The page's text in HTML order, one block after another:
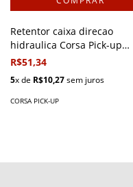
Retentor caixa direcao
hidraulica Corsa Pick-up
1995/2003
R$51,34
5x de R$10,27sem juros
CORSA PICK-UP